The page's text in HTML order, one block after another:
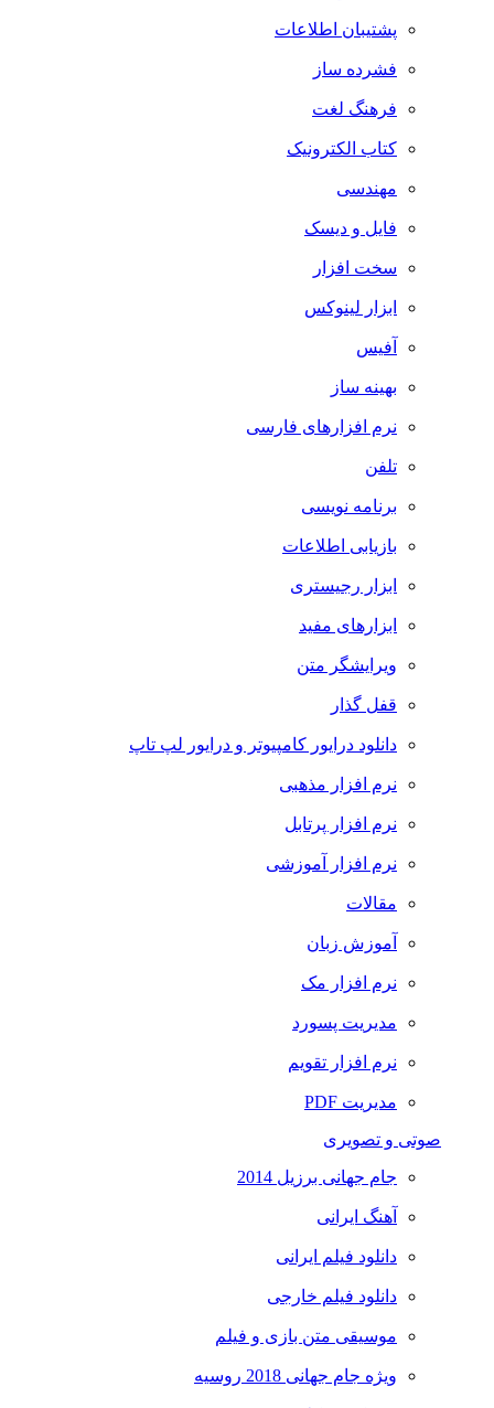
پشتیبان اطلاعات
فشرده ساز
فرهنگ لغت
کتاب الکترونیک
مهندسی
فایل و دیسک
سخت افزار
ابزار لینوکس
آفیس
بهینه ساز
نرم افزارهای فارسی
تلفن
برنامه نویسی
بازیابی اطلاعات
ابزار رجیستری
ابزارهای مفید
ویرایشگر متن
قفل گذار
دانلود درایور کامپیوتر و درایور لپ تاپ
نرم افزار مذهبی
نرم افزار پرتابل
نرم افزار آموزشی
مقالات
آموزش زبان
نرم افزار مک
مدیریت پسورد
نرم افزار تقویم
مدیریت PDF
صوتی و تصویری
جام جهانی برزیل 2014
آهنگ ایرانی
دانلود فیلم ایرانی
دانلود فیلم خارجی
موسیقی متن بازی و فیلم
ویژه جام جهانی 2018 روسیه